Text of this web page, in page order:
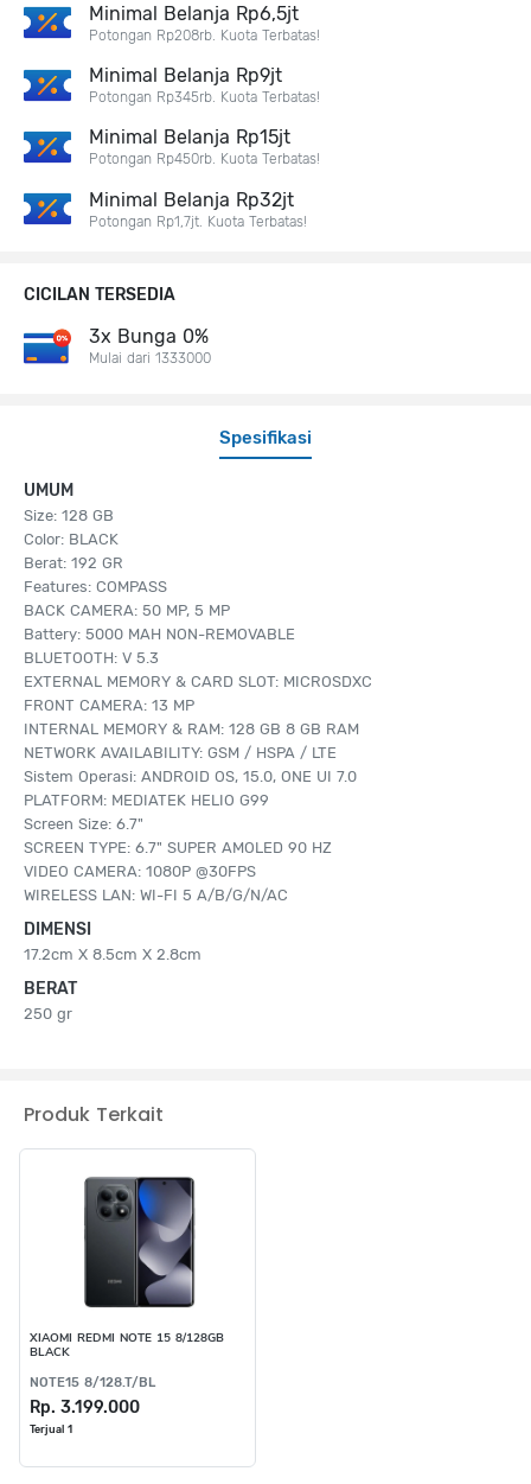
Spesifikasi
UMUM
Size: 128 GB
Color: BLACK
Berat: 192 GR
Features: COMPASS
BACK CAMERA: 50 MP, 5 MP
Battery: 5000 MAH NON-REMOVABLE
BLUETOOTH: V 5.3
EXTERNAL MEMORY & CARD SLOT: MICROSDXC
FRONT CAMERA: 13 MP
INTERNAL MEMORY & RAM: 128 GB 8 GB RAM
NETWORK AVAILABILITY: GSM / HSPA / LTE
Sistem Operasi: ANDROID OS, 15.0, ONE UI 7.0
PLATFORM: MEDIATEK HELIO G99
Screen Size: 6.7"
SCREEN TYPE: 6.7" SUPER AMOLED 90 HZ
VIDEO CAMERA: 1080P @30FPS
WIRELESS LAN: WI-FI 5 A/B/G/N/AC
DIMENSI
17.2cm X 8.5cm X 2.8cm
BERAT
250 gr
Minimal Belanja Rp6,5jt
Potongan Rp208rb. Kuota Terbatas!
Minimal Belanja Rp9jt
Potongan Rp345rb. Kuota Terbatas!
Minimal Belanja Rp15jt
Potongan Rp450rb. Kuota Terbatas!
Minimal Belanja Rp32jt
Potongan Rp1,7jt. Kuota Terbatas!
CICILAN TERSEDIA
3x Bunga 0%
Mulai dari 1333000
Produk Terkait
XIAOMI REDMI NOTE 15 8/128GB
BLACK
NOTE15 8/128.T/BL
Rp. 3.199.000
Terjual 1